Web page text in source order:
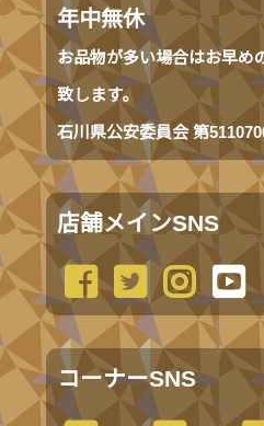
年中無休
お品物が多い場合はお早め
致します。
石川県公安委員会 第
店舗メインSNS
コーナーSNS